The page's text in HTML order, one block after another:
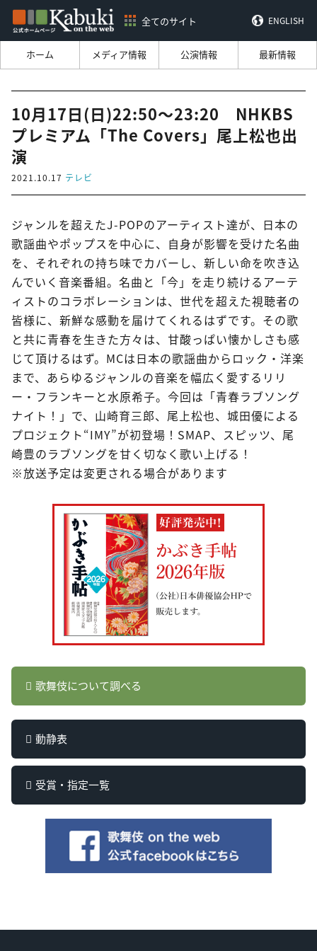
全てのサイト ENGLISH
ホーム メディア情報 公演情報 最新情報
10月17日(日)22:50～23:20 NHKBS
プレミアム「The Covers」尾上松也出
演
2021.10.17 テレビ
ジャンルを超えたJ-POPのアーティスト達が、日本の
歌謡曲やポップスを中心に、自身が影響を受けた名曲
を、それぞれの持ち味でカバーし、新しい命を吹き込
んでいく音楽番組。名曲と「今」を走り続けるアーテ
ィストのコラボレーションは、世代を超えた視聴者の
皆様に、新鮮な感動を届けてくれるはずです。その歌
と共に青春を生きた方々は、甘酸っぱい懐かしさも感
じて頂けるはず。MCは日本の歌謡曲からロック・洋楽
まで、あらゆるジャンルの音楽を幅広く愛するリリ
ー・フランキーと水原希子。今回は「青春ラブソング
ナイト！」で、山崎育三郎、尾上松也、城田優による
プロジェクト“IMY”が初登場！SMAP、スピッツ、尾
崎豊のラブソングを甘く切なく歌い上げる！
※放送予定は変更される場合があります
歌舞伎について調べる
動静表
受賞・指定一覧